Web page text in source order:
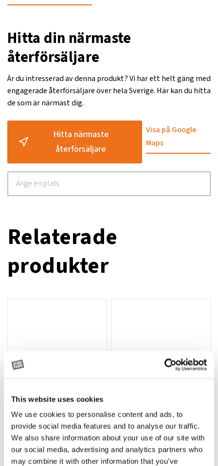
This website uses cookies
We use cookies to personalise content and ads, to
provide social media features and to analyse our traffic.
We also share information about your use of our site with
our social media, advertising and analytics partners who
may combine it with other information that you’ve
Hitta din närmaste
återförsäljare
Är du intresserad av denna produkt? Vi har ett helt gäng med
engagerade återförsäljare över hela Sverige. Här kan du hitta
de som är närmast dig.
Hitta närmaste
återförsäljare
Visa på Google
Maps
Relaterade
produkter
Lägg till i varukorg
Rotor, komplett med slagor
OR80013456G
(ex. moms)
Grön truckknapp
A00220
kr (ex. moms)